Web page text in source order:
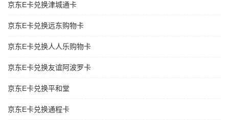
京东E卡兑换津城通卡
京东E卡兑换远东购物卡
京东E卡兑换人人乐购物卡
京东E卡兑换友谊阿波罗卡
京东E卡兑换平和堂
京东E卡兑换通程卡